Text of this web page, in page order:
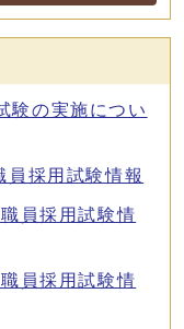
験の実施につい
採用試験情報
員採用試験情
員採用試験情